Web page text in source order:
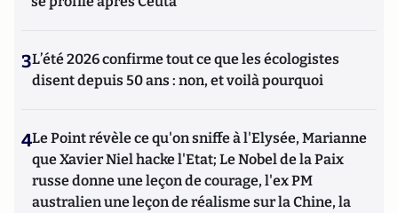
3L’été 2026 confirme tout ce que les écologistes
disent depuis 50 ans : non, et voilà pourquoi
4Le Point révèle ce qu'on sniffe à l'Elysée, Marianne
que Xavier Niel hacke l'Etat; Le Nobel de la Paix
russe donne une leçon de courage, l'ex PM
australien une leçon de réalisme sur la Chine, la